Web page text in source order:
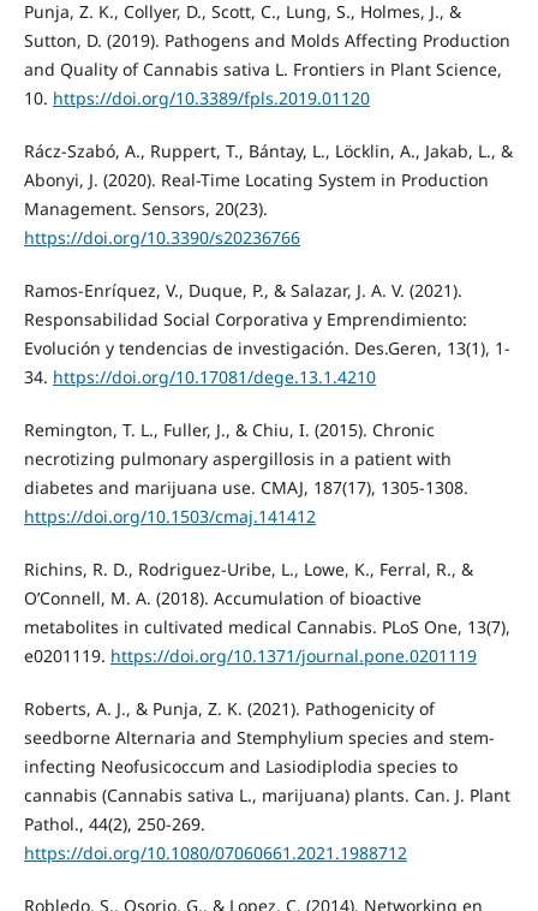
Punja, Z. K., Collyer, D., Scott, C., Lung, S., Holmes, J., &
Sutton, D. (2019). Pathogens and Molds Affecting Production
and Quality of Cannabis sativa L. Frontiers in Plant Science,
10. https://doi.org/10.3389/fpls.2019.01120
Rácz-Szabó, A., Ruppert, T., Bántay, L., Löcklin, A., Jakab, L., &
Abonyi, J. (2020). Real-Time Locating System in Production
Management. Sensors, 20(23).
https://doi.org/10.3390/s20236766
Ramos-Enríquez, V., Duque, P., & Salazar, J. A. V. (2021).
Responsabilidad Social Corporativa y Emprendimiento:
Evolución y tendencias de investigación. Des.Geren, 13(1), 1-
34. https://doi.org/10.17081/dege.13.1.4210
Remington, T. L., Fuller, J., & Chiu, I. (2015). Chronic
necrotizing pulmonary aspergillosis in a patient with
diabetes and marijuana use. CMAJ, 187(17), 1305-1308.
https://doi.org/10.1503/cmaj.141412
Richins, R. D., Rodriguez-Uribe, L., Lowe, K., Ferral, R., &
O’Connell, M. A. (2018). Accumulation of bioactive
metabolites in cultivated medical Cannabis. PLoS One, 13(7),
e0201119. https://doi.org/10.1371/journal.pone.0201119
Roberts, A. J., & Punja, Z. K. (2021). Pathogenicity of
seedborne Alternaria and Stemphylium species and stem-
infecting Neofusicoccum and Lasiodiplodia species to
cannabis (Can­nabis sativa L., marijuana) plants. Can. J. Plant
Pathol., 44(2), 250-269.
https://doi.org/10.1080/07060661.2021.1988712
Robledo, S., Osorio, G., & Lopez, C. (2014). Networking en